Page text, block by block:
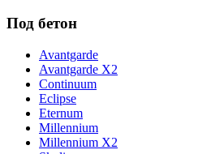
Под бетон
Avantgarde
Avantgarde X2
Continuum
Eclipse
Eternum
Millennium
Millennium X2